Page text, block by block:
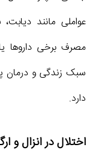
عواملی مانند
مصرف برخی داروها
سبک زندگی و
دارد.
اختلال در انزال و